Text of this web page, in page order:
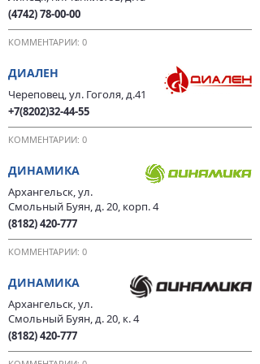
(4742) 78-00-00
КОММЕНТАРИИ: 0
ДИАЛЕН
Череповец, ул. Гоголя, д.41
+7(8202)32-44-55
КОММЕНТАРИИ: 0
ДИНАМИКА
Архангельск, ул.
Смольный Буян, д. 20, корп. 4
(8182) 420-777
КОММЕНТАРИИ: 0
ДИНАМИКА
Архангельск, ул.
Смольный Буян, д. 20, к. 4
(8182) 420-777